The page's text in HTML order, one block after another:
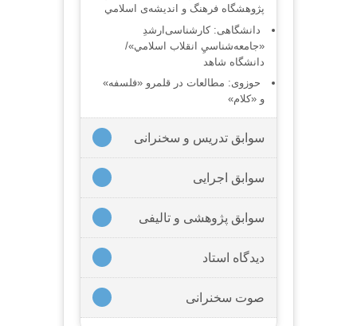
پژوهشگاه فرهنگ و انديشه‌ی اسلامي
دانشگاهی: کارشناسی‌ارشدِ
«جامعه‌شناسيِ انقلاب اسلامي»/
دانشگاه شاهد
حوزوی: مطالعات در قلمرو «فلسفه»
و «كلام»
سوابق تدریس و سخنرانی
سوابق اجرایی
سوابق پژوهشی و تالیفی
دیدگاه استاد
صوت سخنرانی